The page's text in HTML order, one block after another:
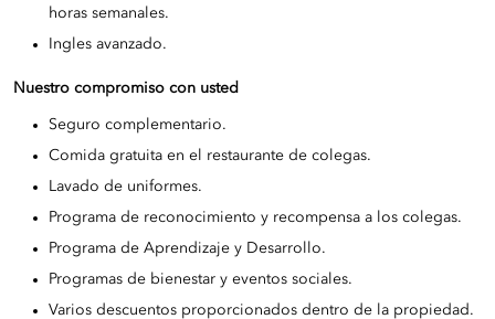
horas semanales.
Ingles avanzado.
Nuestro compromiso con usted
Seguro complementario.
Comida gratuita en el restaurante de colegas.
Lavado de uniformes.
Programa de reconocimiento y recompensa a los colegas.
Programa de Aprendizaje y Desarrollo.
Programas de bienestar y eventos sociales.
Varios descuentos proporcionados dentro de la propiedad.